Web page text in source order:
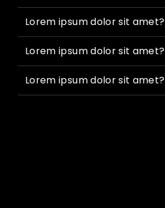
Lorem ipsum dolor sit amet?
Lorem ipsum dolor sit amet?
Lorem ipsum dolor sit amet?